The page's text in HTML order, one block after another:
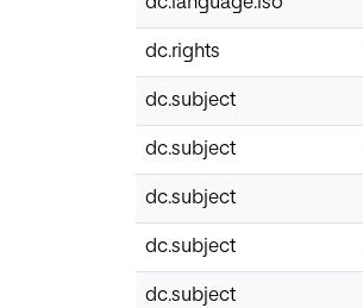
dc.rights
dc.subject
dc.subject
dc.subject
dc.subject
dc.subject